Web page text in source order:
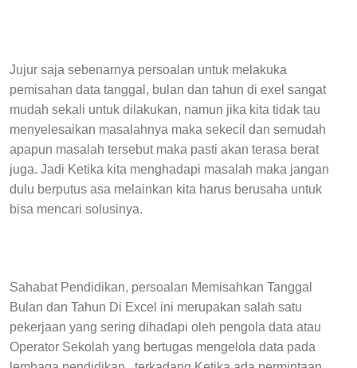
Jujur saja sebenarnya persoalan untuk melakuka
pemisahan data tanggal, bulan dan tahun di exel sangat
mudah sekali untuk dilakukan, namun jika kita tidak tau
menyelesaikan masalahnya maka sekecil dan semudah
apapun masalah tersebut maka pasti akan terasa berat
juga. Jadi Ketika kita menghadapi masalah maka jangan
dulu berputus asa melainkan kita harus berusaha untuk
bisa mencari solusinya.
Sahabat Pendidikan, persoalan Memisahkan Tanggal
Bulan dan Tahun Di Excel ini merupakan salah satu
pekerjaan yang sering dihadapi oleh pengola data atau
Operator Sekolah yang bertugas mengelola data pada